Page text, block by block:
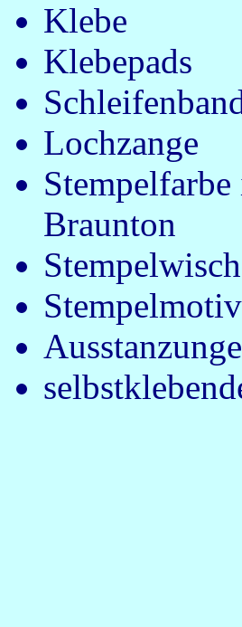
Klebe
Klebepads
Lochzange
Braunton
Stempelmotiv